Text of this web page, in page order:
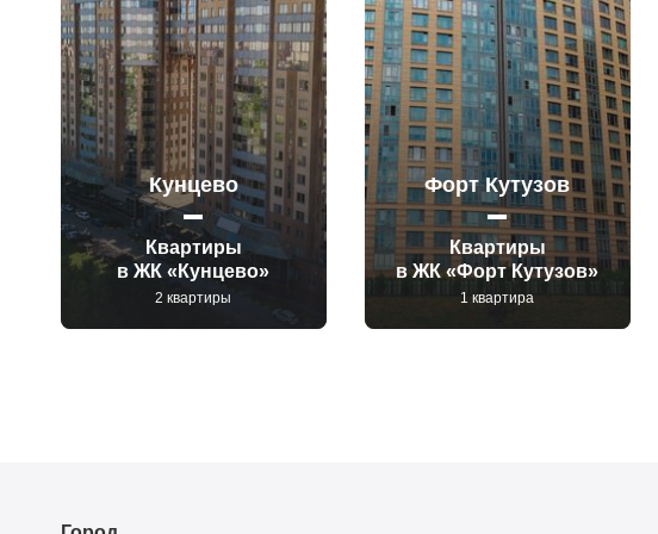
Кунцево
Квартиры
в ЖК «Кунцево»
2 квартиры
Форт Кутузов
Квартиры
в ЖК «Форт Кутузов»
1 квартира